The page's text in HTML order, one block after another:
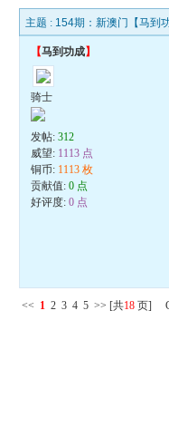
主题 : 154期：新澳门【马到
【马到功成】
骑士
发帖:312
威望: 1113 点
铜币: 1113 枚
贡献值:0 点
好评度:0 点
<< 1 2 3 4 5 >> [共18 页]